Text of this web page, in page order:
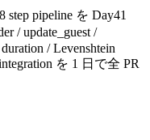
pipeline を Day41
/ update_guest /
/ Levenshtein
を 1 日で全 PR